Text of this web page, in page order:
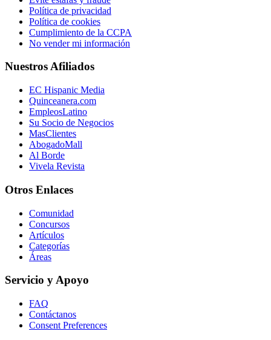
Política de privacidad
Política de cookies
Cumplimiento de la CCPA
No vender mi información
Nuestros Afiliados
EC Hispanic Media
Quinceanera.com
EmpleosLatino
Su Socio de Negocios
MasClientes
AbogadoMall
Al Borde
Vivela Revista
Otros Enlaces
Comunidad
Concursos
Artículos
Categorías
Áreas
Servicio y Apoyo
FAQ
Contáctanos
Consent Preferences